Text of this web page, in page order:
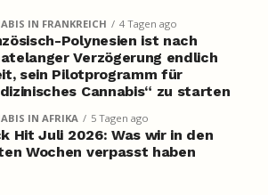
IN FRANKREICH 4 Tagen ago
Polynesien ist nach
Verzögerung endlich
sein Pilotprogramm für
Cannabis“ zu starten
IN AFRIKA 5 Tagen ago
Hit Juli 2026: Was wir in den
Wochen verpasst haben